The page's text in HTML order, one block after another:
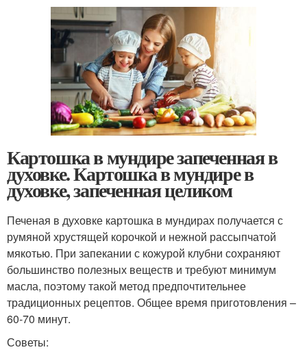
Картошка в мундире запеченная в
духовке. Картошка в мундире в
духовке, запеченная целиком
Печеная в духовке картошка в мундирах получается с
румяной хрустящей корочкой и нежной рассыпчатой
мякотью. При запекании с кожурой клубни сохраняют
большинство полезных веществ и требуют минимум
масла, поэтому такой метод предпочтительнее
традиционных рецептов. Общее время приготовления –
60-70 минут.
Советы: